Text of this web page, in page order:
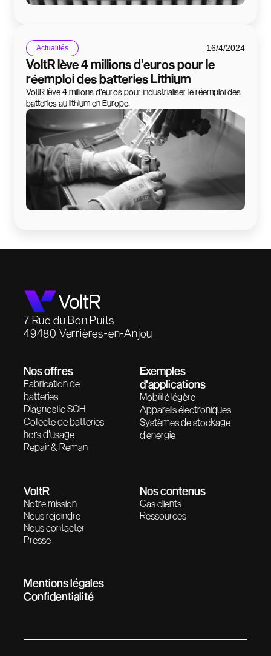
Actualités 16/4/2024
VoltR lève 4 millions d'euros pour le
réemploi des batteries Lithium
VoltR lève 4 millions d'euros pour industrialiser le réemploi des
batteries au lithium en Europe.
7 Rue du Bon Puits
49480 Verrières-en-Anjou
Nos offres
Fabrication de
batteries
Diagnostic SOH
Collecte de batteries
hors d'usage
Repair & Reman
Exemples
d'applications
Mobilité légère
Appareils électroniques
Systèmes de stockage
d'énergie
VoltR
Notre mission
Nous rejoindre
Nous contacter
Presse
Nos contenus
Cas clients
Ressources
Mentions légales
Confidentialité